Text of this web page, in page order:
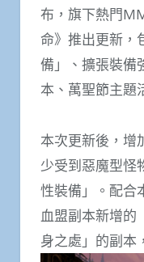
布，旗下熱門
命》推出更新，
備」、擴張裝備
本、萬聖節主題
本次更新後，增
少受到惡魔型怪
性裝備」。配合
血盟副本新增的
身之處」的副本